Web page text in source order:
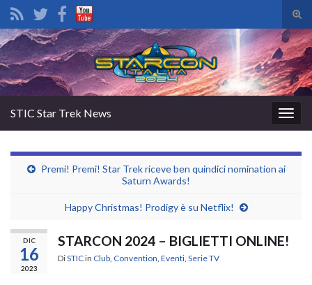
il
di
Search for:
la
STIC Star Trek News
Premi! Premi! Star Trek riceve ben quindici nomination ai
Saturn Awards!
Happy Christmas! Prodigy è su Netflix!
DIC
16
2023
STARCON 2024 – BIGLIETTI ONLINE!
DiSTICin Club Convention Eventi Serie TV